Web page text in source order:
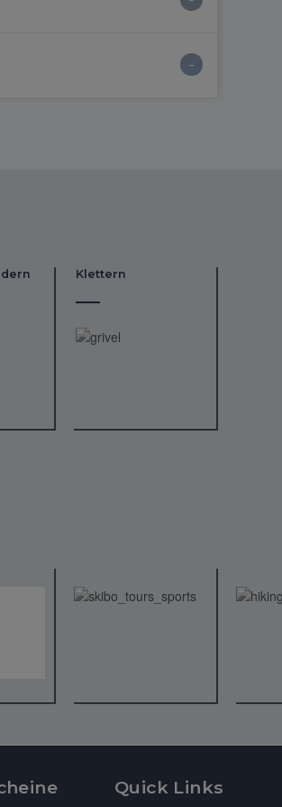
Klettern
Quick Links